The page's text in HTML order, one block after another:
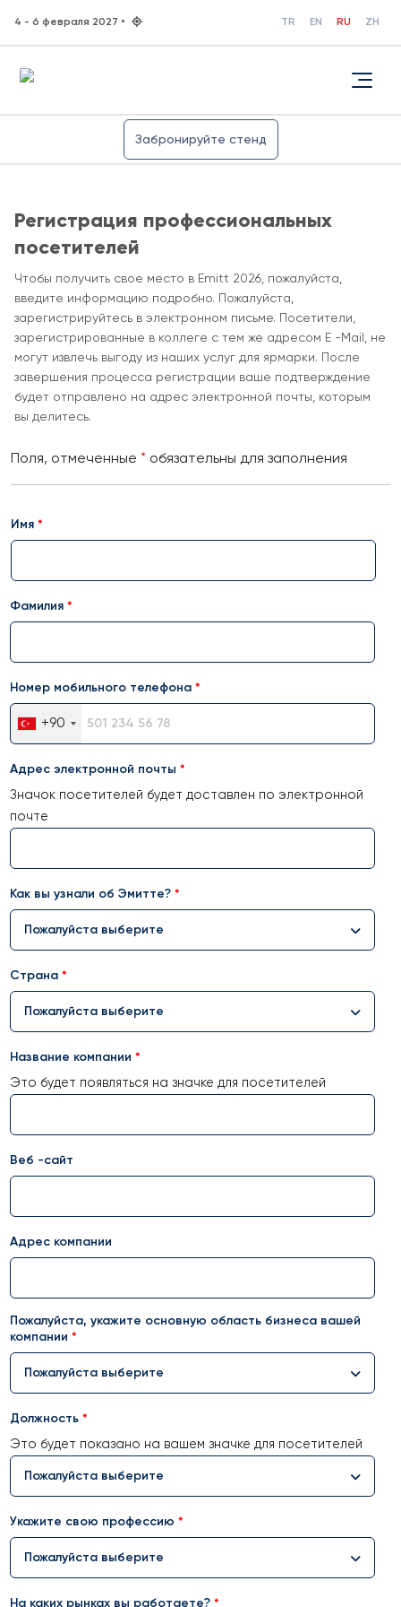
4 - 6 февраля 2027 • TR EN RU ZH
Забронируйте стенд
Регистрация профессиональных
посетителей
Чтобы получить свое место в Emitt 2026, пожалуйста,
введите информацию подробно. Пожалуйста,
зарегистрируйтесь в электронном письме. Посетители,
зарегистрированные в коллеге с тем же адресом E -Mail, не
могут извлечь выгоду из наших услуг для ярмарки. После
завершения процесса регистрации ваше подтверждение
будет отправлено на адрес электронной почты, которым
вы делитесь.
Поля, отмеченные * обязательны для заполнения
Имя
Фамилия
Номер мобильного телефона
+90
Адрес электронной почты
Значок посетителей будет доставлен по электронной
почте
Как вы узнали об Эмитте?
Пожалуйста выберите
Страна
Пожалуйста выберите
Название компании
Это будет появляться на значке для посетителей
Веб -сайт
Адрес компании
Пожалуйста, укажите основную область бизнеса вашей
компании
Пожалуйста выберите
Должность
Это будет показано на вашем значке для посетителей
Пожалуйста выберите
Укажите свою профессию
Пожалуйста выберите
На каких рынках вы работаете?